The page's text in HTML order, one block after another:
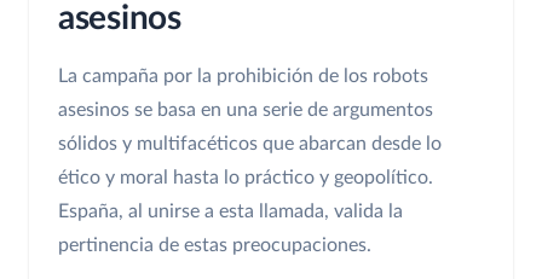
asesinos
La campaña por la prohibición de los robots
asesinos se basa en una serie de argumentos
sólidos y multifacéticos que abarcan desde lo
ético y moral hasta lo práctico y geopolítico.
España, al unirse a esta llamada, valida la
pertinencia de estas preocupaciones.